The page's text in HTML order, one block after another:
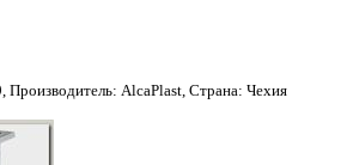
Производитель: AlcaPlast, Страна: Чехия